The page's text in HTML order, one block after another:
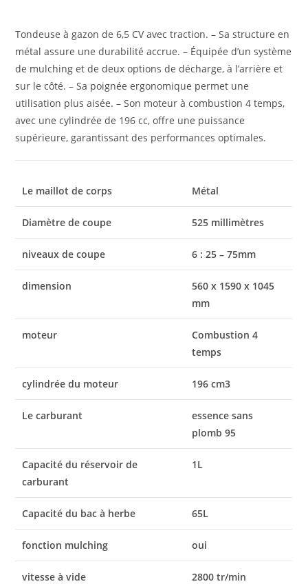
Tondeuse à gazon de 6,5 CV avec traction. – Sa structure en
métal assure une durabilité accrue. – Équipée d’un système
de mulching et de deux options de décharge, à l’arrière et
sur le côté. – Sa poignée ergonomique permet une
utilisation plus aisée. – Son moteur à combustion 4 temps,
avec une cylindrée de 196 cc, offre une puissance
supérieure, garantissant des performances optimales.
Le maillot de corps Métal
Diamètre de coupe 525 millimètres
niveaux de coupe 6 : 25 – 75mm
dimension
560 x 1590 x 1045
mm
moteur
Combustion 4
temps
cylindrée du moteur 196 cm3
Le carburant
essence sans
plomb 95
Capacité du réservoir de
carburant
1L
Capacité du bac à herbe 65L
fonction mulching oui
vitesse à vide 2800 tr/min